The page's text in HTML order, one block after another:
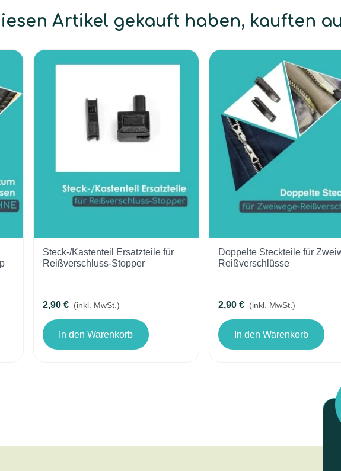
Artikel gekauft haben, kauften
Steck-/Kastenteil Ersatzteile für
Reißverschluss-Stopper
2,90 € (inkl. MwSt.)
In den Warenkorb
Doppelte Steckteile für
Reißverschlüsse
2,90 € (inkl. MwSt.)
In den Warenkorb